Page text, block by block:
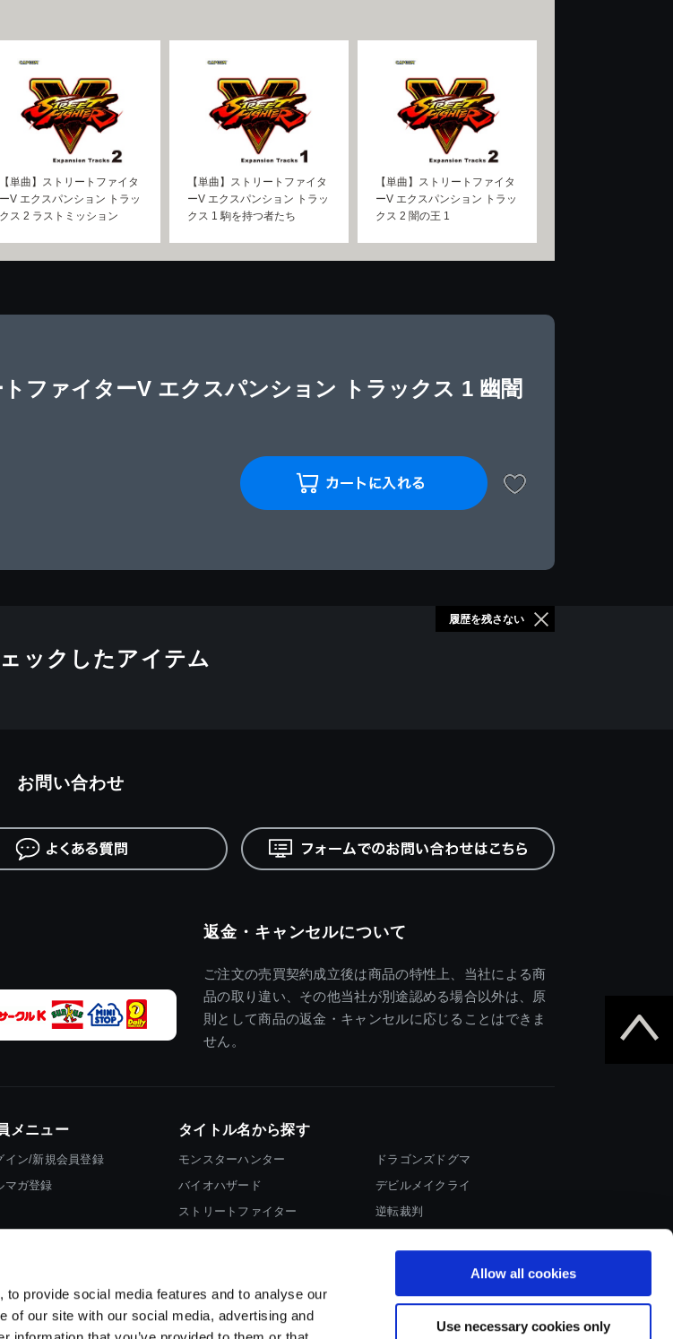
provide social media features and to analyse our
of our site with our social media, advertising and
Allow all cookies
Use necessary cookies only
【単曲】ストリートファイタ
ーV エクスパンション トラッ
クス 2 ラストミッション
【単曲】ストリートファイタ
ーV エクスパンション トラッ
クス 1 駒を持つ者たち
【単曲】ストリートファイタ
ーV エクスパンション トラッ
クス 2 闇の王 1
トファイターV エクスパンション トラックス 1 幽闇
ックしたアイテム
履歴を残さない
返金・キャンセルについて
ご注文の売買契約成立後は商品の特性上、当社による商
品の取り違い、その他当社が別途認める場合以外は、原
則として商品の返金・キャンセルに応じることはできま
せん。
お問い合わせ
メニュー
イン/新規会員登録
マガ登録
タイトル名から探す
モンスターハンター
バイオハザード
ストリートファイター
ドラゴンズドグマ
デビルメイクライ
逆転裁判